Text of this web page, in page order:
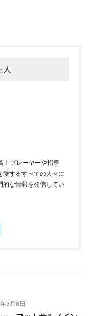
！ プレーヤーや指導
愛するすべての人々に
的な情報を発信してい
3月8日